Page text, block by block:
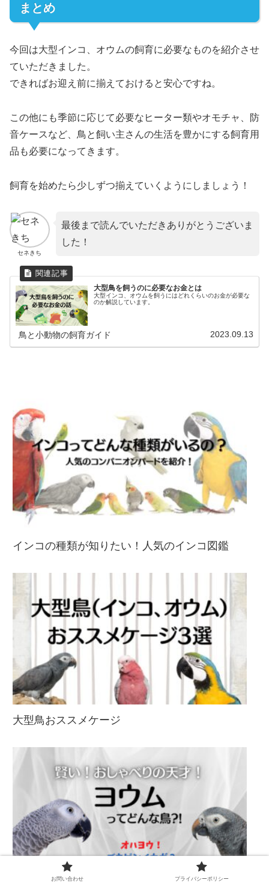
まとめ
今回は大型インコ、オウムの飼育に必要なものを紹介させ
ていただきました。
できればお迎え前に揃えておけると安心ですね。
この他にも季節に応じて必要なヒーター類やオモチャ、防
音ケースなど、鳥と飼い主さんの生活を豊かにする飼育用
品も必要になってきます。
飼育を始めたら少しずつ揃えていくようにしましょう！
セネきち
最後まで読んでいただきありがとうございま
した！
大型鳥を飼うのに必要なお金とは
大型インコ、オウムを飼うにはどれくらいのお金が必要な
のか解説しています。
鳥と小動物の飼育ガイド 2023.09.13
インコの種類が知りたい！人気のインコ図鑑
大型鳥おススメケージ
お問い合わせ プライバシーポリシー